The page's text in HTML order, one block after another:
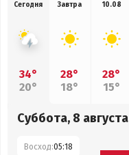
Сегодня
34°
20°
Завтра
28°
18°
10.08
28°
15°
Суббота, 8 августа
Восход:05:18